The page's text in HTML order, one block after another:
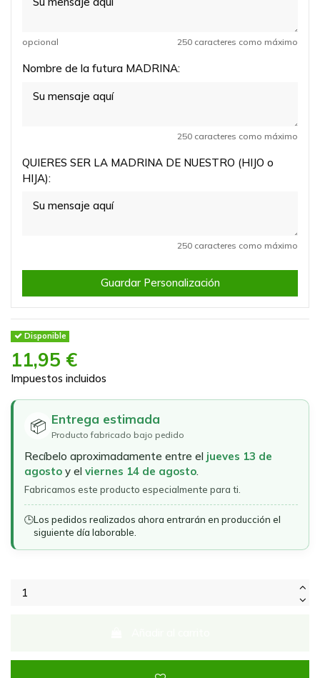
opcional 250 caracteres como máximo
Nombre de la futura MADRINA:
250 caracteres como máximo
QUIERES SER LA MADRINA DE NUESTRO (HIJO o
HIJA):
250 caracteres como máximo
Guardar Personalización
Disponible
11,95 €
Impuestos incluidos
📦 Entrega estimada
Producto fabricado bajo pedido
Recíbelo aproximadamente entre el jueves 13 de
agosto y el viernes 14 de agosto.
Fabricamos este producto especialmente para ti.
🕒Los pedidos realizados ahora entrarán en producción el
siguiente día laborable.